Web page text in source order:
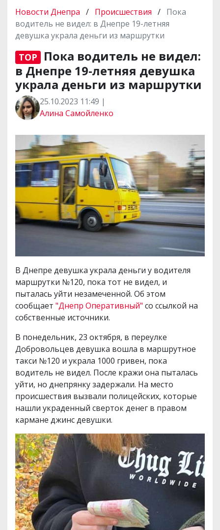
Новости Днепра / Происшествия / Пока
водитель не видел: в Днепре 19-летняя
девушка украла деньги из маршрутки
TOP
Пока водитель не видел:
в Днепре 19-летняя девушка
украла деньги из маршрутки
25.10.2023 11:49 |
Алина Самойленко
В Днепре девушка украла деньги у водителя
маршрутки №120, пока тот не видел, и
пыталась уйти незамеченной. Об этом
сообщает "Днепр Оперативный" со ссылкой на
собственные источники.
В понедельник, 23 октября, в переулке
Добровольцев девушка вошла в маршрутное
такси №120 и украла 1000 гривен, пока
водитель не видел. После кражи она пыталась
уйти, но днепрянку задержали. На место
происшествия вызвали полицейских, которые
нашли украденный сверток денег в правом
кармане джинс девушки.